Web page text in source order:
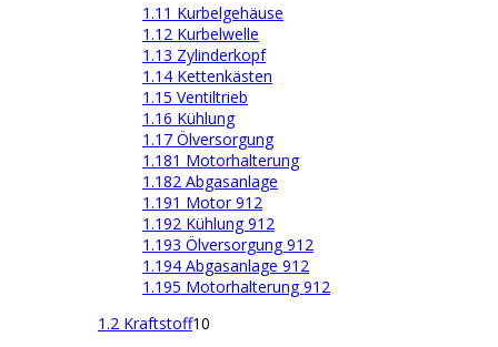
1.11 Kurbelgehäuse
1.12 Kurbelwelle
1.13 Zylinderkopf
1.14 Kettenkästen
1.15 Ventiltrieb
1.16 Kühlung
1.17 Ölversorgung
1.181 Motorhalterung
1.182 Abgasanlage
1.191 Motor 912
1.192 Kühlung 912
1.193 Ölversorgung 912
1.194 Abgasanlage 912
1.195 Motorhalterung 912
1.2 Kraftstoff10